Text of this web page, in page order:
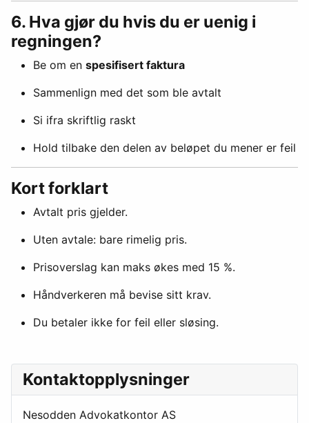
6. Hva gjør du hvis du er uenig i
regningen?
Be om en spesifisert faktura
Sammenlign med det som ble avtalt
Si ifra skriftlig raskt
Hold tilbake den delen av beløpet du mener er feil
Kort forklart
Avtalt pris gjelder.
Uten avtale: bare rimelig pris.
Prisoverslag kan maks økes med 15 %.
Håndverkeren må bevise sitt krav.
Du betaler ikke for feil eller sløsing.
Kontaktopplysninger
Nesodden Advokatkontor AS